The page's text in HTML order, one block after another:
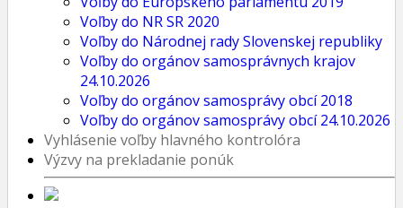
Voľby do NR SR 2020
Voľby do Národnej rady Slovenskej republiky
Voľby do orgánov samosprávnych krajov
24.10.2026
Voľby do orgánov samosprávy obcí 2018
Voľby do orgánov samosprávy obcí 24.10.2026
Vyhlásenie voľby hlavného kontrolóra
Výzvy na prekladanie ponúk